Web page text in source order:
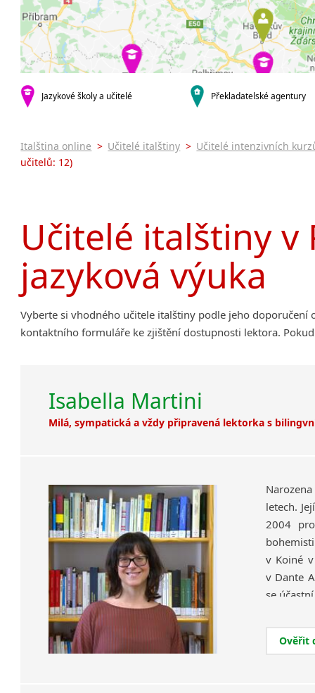
Praha 9
krajská města
Brno
Plzeň
Online
Skype
kurzy s
Jazykové školy a učitelé Překladatelské agentury
Italština online > Učitelé italštiny > Učitelé intenzivních
učitelů: 12)
Učitelé italštiny v
jazyková výuka
Vyberte si vhodného učitele italštiny podle jeho
kontaktního formuláře ke zjištění dostupnosti lektora.
Isabella Martini
Milá, sympatická a vždy připravená lektorka s
letech.
2004
v Koiné
v Dante
se
Ověřit